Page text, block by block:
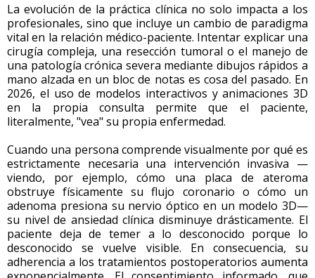
La evolución de la práctica clínica no solo impacta a los
profesionales, sino que incluye un cambio de paradigma
vital en la relación médico-paciente. Intentar explicar una
cirugía compleja, una resección tumoral o el manejo de
una patología crónica severa mediante dibujos rápidos a
mano alzada en un bloc de notas es cosa del pasado. En
2026, el uso de modelos interactivos y animaciones 3D
en la propia consulta permite que el paciente,
literalmente, "vea" su propia enfermedad.
Cuando una persona comprende visualmente por qué es
estrictamente necesaria una intervención invasiva —
viendo, por ejemplo, cómo una placa de ateroma
obstruye físicamente su flujo coronario o cómo un
adenoma presiona su nervio óptico en un modelo 3D—
su nivel de ansiedad clínica disminuye drásticamente. El
paciente deja de temer a lo desconocido porque lo
desconocido se vuelve visible. En consecuencia, su
adherencia a los tratamientos postoperatorios aumenta